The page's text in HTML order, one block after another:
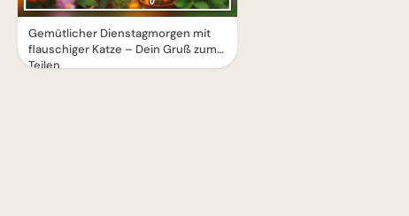
Gemütlicher Dienstagmorgen mit
flauschiger Katze – Dein Gruß zum
Teilen